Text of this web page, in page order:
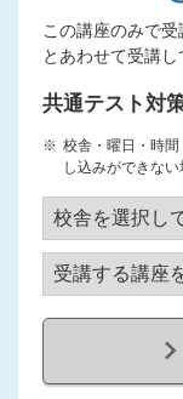
この講座のみで
とあわせて受講し
共通テスト対
校舎・曜日・時
し込みができない